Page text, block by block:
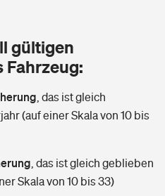
finden
gültigen
Fahrzeug:
das ist gleich
(auf einer Skala von 10 bis
das ist gleich geblieben
Skala von 10 bis 33)